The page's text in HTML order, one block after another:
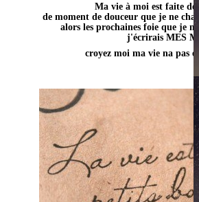
Ma vie à moi est faite
de moment de douceur que je ne
alors les prochaines foie que je
j'écrirais MES
croyez moi ma vie na pas